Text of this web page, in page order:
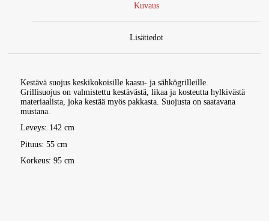
Kuvaus
Lisätiedot
Kestävä suojus keskikokoisille kaasu- ja sähkögrilleille.
Grillisuojus on valmistettu kestävästä, likaa ja kosteutta hylkivästä
materiaalista, joka kestää myös pakkasta. Suojusta on saatavana
mustana.
Leveys: 142 cm
Pituus: 55 cm
Korkeus: 95 cm